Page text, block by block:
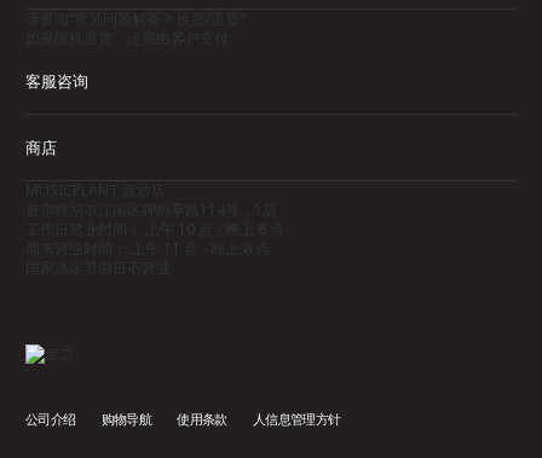
客服咨询
商店
公司介绍 购物导航 使用条款 人信息管理方针